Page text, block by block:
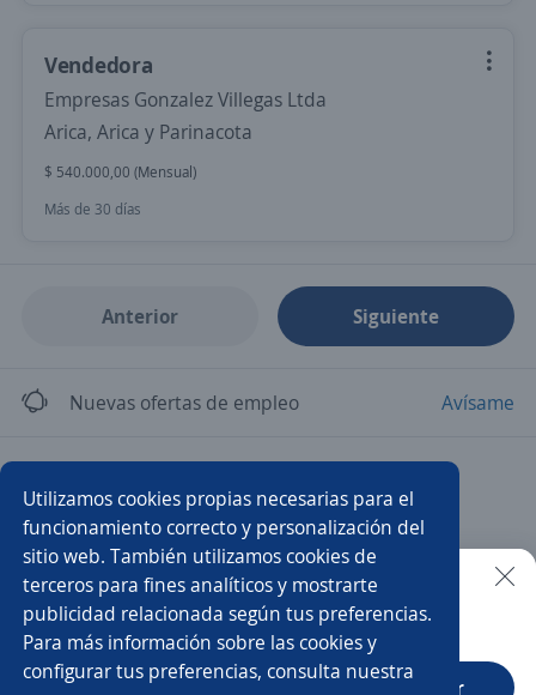
Utilizamos cookies propias necesarias para el
funcionamiento correcto y personalización del
sitio web. También utilizamos cookies de
terceros para fines analíticos y mostrarte
publicidad relacionada según tus preferencias.
Para más información sobre las cookies y
configurar tus preferencias, consulta nuestra
Vendedora
Empresas Gonzalez Villegas Ltda
Arica, Arica y Parinacota
$ 540.000,00 (Mensual)
Más de 30 días
Anterior Siguiente
Nuevas ofertas de empleo Avísame
Veterinario/a Enfermero/a Kinesiólogo/a
Auxiliar de enfermería Domiciliarios
Médicos/as Médico/a cirujano Médico/a a cargo
Buscar es más fácil en la app
CT App Abrir